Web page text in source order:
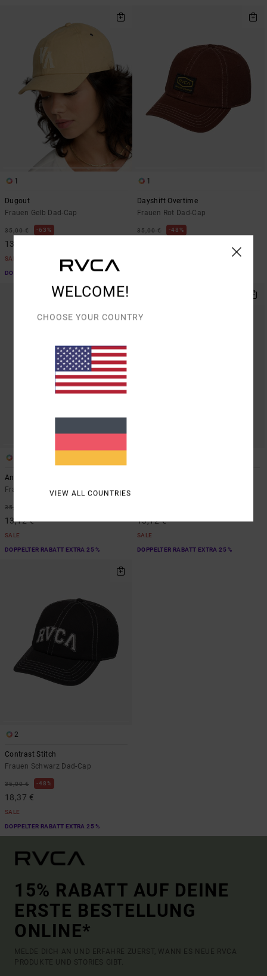
1
Dugout
Frauen Gelb Dad-Cap
35,00 € 63%
13,12 €
SALE
DOPPELTER RABATT EXTRA 25 %
1
Dayshift Overtime
Frauen Rot Dad-Cap
35,00 € 48%
Antonia Figueiredo Love Birds
Frauen Rot Leichter Schal
35,00 €
13,12 €
SALE
DOPPELTER RABATT EXTRA 25 %
13,12 €
SALE
DOPPELTER RABATT EXTRA 25 %
2
Contrast Stitch
Frauen Schwarz Dad-Cap
35,00 € 48%
18,37 €
SALE
DOPPELTER RABATT EXTRA 25 %
15% RABATT AUF DEINE
ERSTE BESTELLUNG
ONLINE*
MELDE DICH AN UND ERFAHRE ZUERST, WANN ES NEUE RVCA
PRODUKTE UND STORIES GIBT.
WELCOME!
CHOOSE YOUR COUNTRY
VIEW ALL COUNTRIES